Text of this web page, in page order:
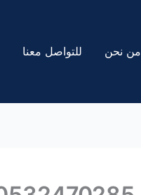
من نحن للتواصل معنا